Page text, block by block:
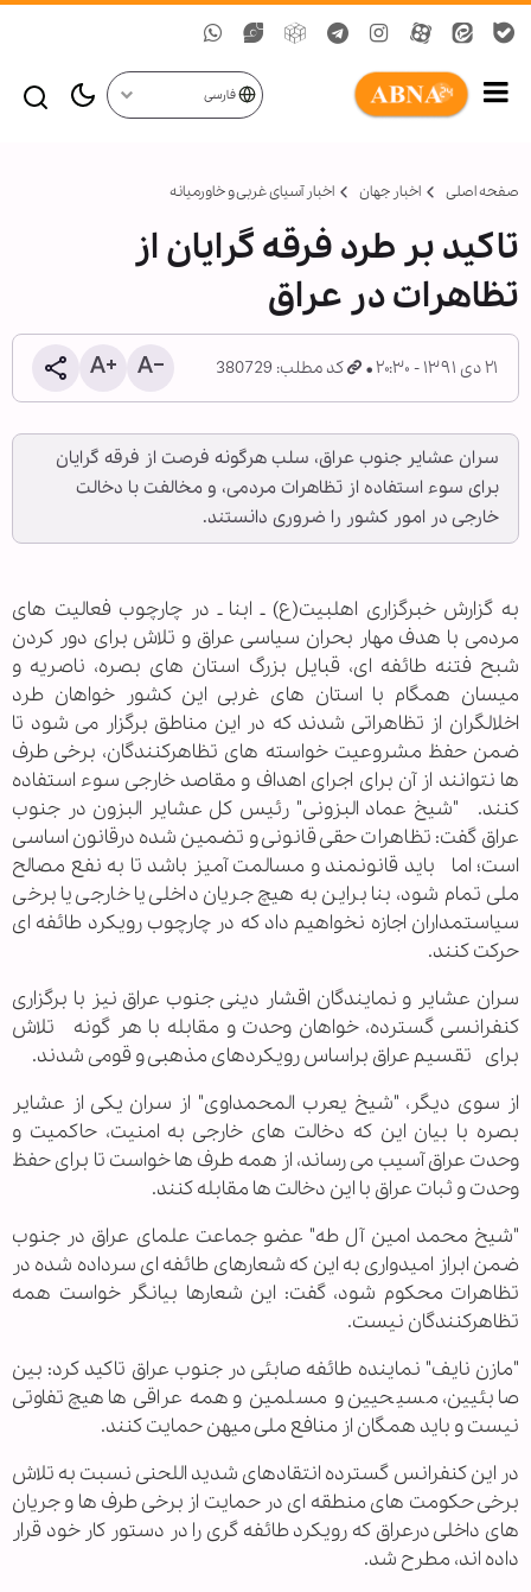
فارسی
صفحه اصلی اخبار جهان اخبار آسیای غربی و خاورمیانه
تاکید بر طرد فرقه گرایان از
تظاهرات در عراق
۲۱ دی ۱۳۹۱ - ۲۰:۳۰ کد مطلب: 380729
سران عشایر جنوب عراق، سلب هرگونه فرصت از فرقه گرایان
برای سوء استفاده از تظاهرات مردمی، و مخالفت با دخالت
خارجی در امور کشور را ضروری دانستند.
به گزارش خبرگزاری اهل‏بیت(ع) ـ ابنا ـ در چارچوب فعالیت های
مردمی با هدف مهار بحران سیاسی عراق و تلاش برای دور کردن
شبح فتنه طائفه ای، قبایل بزرگ استان های بصره، ناصریه و
میسان همگام با استان های غربی این کشور خواهان طرد
اخلالگران از تظاهراتی شدند که در این مناطق برگزار می شود تا
ضمن حفظ مشروعیت خواسته های تظاهرکنندگان، برخی طرف
ها نتوانند از آن برای اجرای اهداف و مقاصد خارجی سوء استفاده
کنند. "شیخ عماد البزونی" رئیس کل عشایر البزون در جنوب
عراق گفت: تظاهرات حقی قانونی و تضمین شده درقانون اساسی
است؛ اما باید قانونمند و مسالمت آمیز باشد تا به نفع مصالح
ملی تمام شود، بنا براین به هیچ جریان داخلی یا خارجی یا برخی
سیاستمداران اجازه نخواهیم داد که در چارچوب رویکرد طائفه ای
حرکت کنند.
سران عشایر و نمایندگان اقشار دینی جنوب عراق نیز با برگزاری
کنفرانسی گسترده، خواهان وحدت و مقابله با هر گونه تلاش
برای تقسیم عراق براساس رویکردهای مذهبی و قومی شدند.
از سوی دیگر، "شیخ یعرب المحمداوی" از سران یکی از عشایر
بصره با بیان این که دخالت های خارجی به امنیت، حاکمیت و
وحدت عراق آسیب می رساند، از همه طرف ها خواست تا برای حفظ
وحدت و ثبات عراق با این دخالت ها مقابله کنند.
"شیخ محمد امین آل طه" عضو جماعت علمای عراق در جنوب
ضمن ابراز امیدواری به این که شعارهای طائفه ای سرداده شده در
تظاهرات محکوم شود، گفت: این شعارها بیانگر خواست همه
تظاهرکنندگان نیست.
"مازن نایف" نماینده طائفه صابئی در جنوب عراق تاکید کرد: بین
صابئیین، مسیحیین و مسلمین و همه عراقی ها هیچ تفاوتی
نیست و باید همگان از منافع ملی میهن حمایت کنند.
در این کنفرانس گسترده انتقادهای شدید اللحنی نسبت به تلاش
برخی حکومت های منطقه ای در حمایت از برخی طرف ها و جریان
های داخلی درعراق که رویکرد طائفه گری را در دستور کار خود قرار
داده اند، مطرح شد.